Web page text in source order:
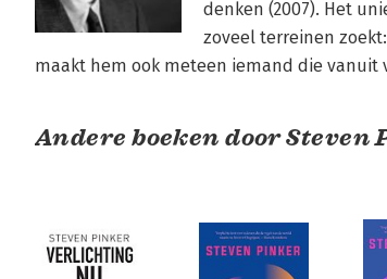
denken (2007). Het
zoveel terreinen
maakt hem ook meteen iemand die vanuit
Andere boeken door Steven